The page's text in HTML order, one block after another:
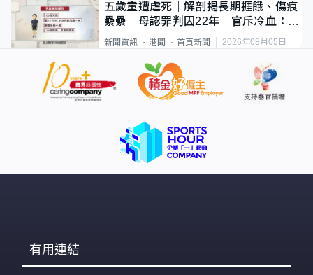
五歲童遭虐死｜解剖揭長期捱餓、傷痕
纍纍 母認罪判囚22年 官斥冷血：同
類案最惡劣
新聞資訊 港聞 首頁新聞 2026年08月05日
有用連結